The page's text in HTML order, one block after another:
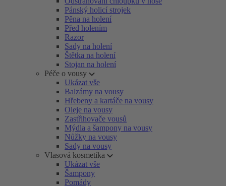
Pánský holicí strojek
Pěna na holení
Před holením
Razor
Sady na holení
Štětka na holení
Stojan na holení
Péče o vousy
Ukázat vše
Balzámy na vousy
Hřebeny a kartáče na vousy
Oleje na vousy
Zastřihovače vousů
Mýdla a šampony na vousy
Nůžky na vousy
Sady na vousy
Vlasová kosmetika
Ukázat vše
Šampony
Pomády